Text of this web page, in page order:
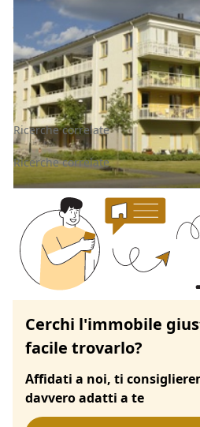
Granze (Padova)
Offerta minima
33.750 € 45.000 €
Codice asta:AJ7362390
Asta chiusa
Ricerche correlate
Ricerche correlate
Cerchi l'immobile
facile trovarlo?
Affidati a noi, ti
davvero adatti a te